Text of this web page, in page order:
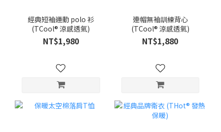
經典短袖運動 polo 衫
(TCool® 涼感透氣)
NT$1,980
連帽無袖訓練背心
(TCool® 涼感透氣)
NT$1,880